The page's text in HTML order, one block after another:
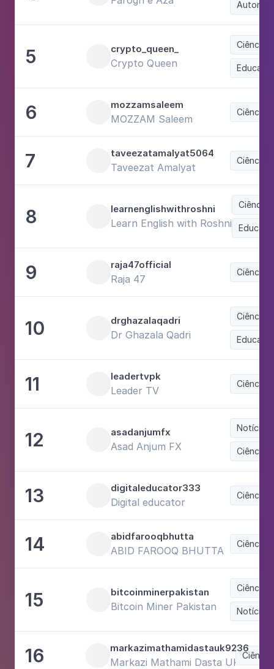
5 crypto_queen_
Crypto Queen
Ciência
6 mozzamsaleem
MOZZAM Saleem
Ciência
7 taveezatamalyat5064
Taveezat Amalyat
Ciência
8 learnenglishwithroshni
Learn English with Roshni
Ciência
9 raja47official
Raja 47
Ciência
10 drghazalaqadri
Dr Ghazala Qadri
Ciência
11 leadertvpk
Leader TV
Ciência
12 asadanjumfx
Asad Anjum FX
Notícias
Ciência
13 digitaleducator333
Digital educator
Ciência
14 abidfarooqbhutta
ABID FAROOQ BHUTTA
Ciência
15 bitcoinminerpakistan
Bitcoin Miner Pakistan
Ciência
Notícias
16 markazimathamidastauk9236
Markazi Mathami Dasta UK